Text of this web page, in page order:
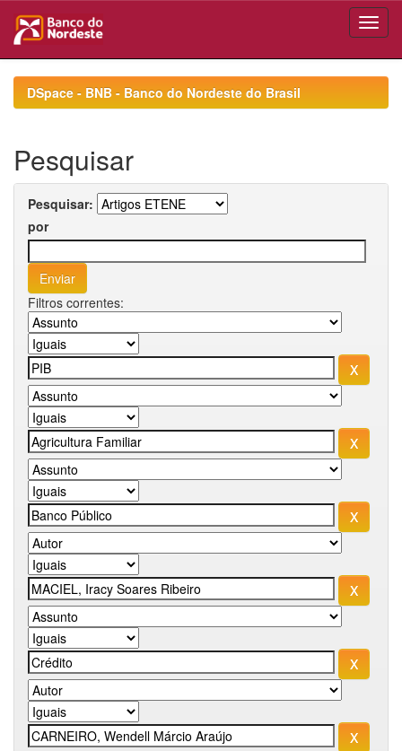
navigationDSpace - BNB - Banco do Nordeste do Brasil
Pesquisar
Pesquisar:
por
Filtros correntes: